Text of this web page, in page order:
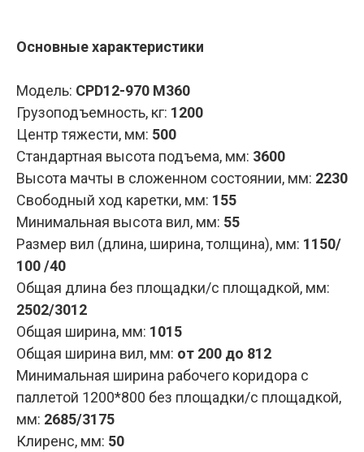
Основные характеристики
Модель: CPD12-970 M360
Грузоподъемность, кг: 1200
Центр тяжести, мм: 500
Стандартная высота подъема, мм: 3600
Высота мачты в сложенном состоянии, мм: 2230
Свободный ход каретки, мм: 155
Минимальная высота вил, мм: 55
Размер вил (длина, ширина, толщина), мм: 1150/
100 /40
Общая длина без площадки/с площадкой, мм:
2502/3012
Общая ширина, мм: 1015
Общая ширина вил, мм: от 200 до 812
Минимальная ширина рабочего коридора с
паллетой 1200*800 без площадки/с площадкой,
мм: 2685/3175
Клиренс, мм: 50